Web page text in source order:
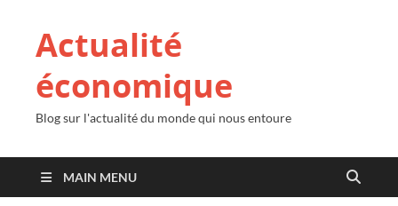
Actualité
économique
Blog sur l'actualité du monde qui nous entoure
MAIN MENU